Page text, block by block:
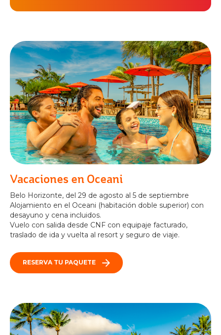
Vacaciones en Oceani
Belo Horizonte, del 29 de agosto al 5 de septiembre
Alojamiento en el Oceani (habitación doble superior) con
desayuno y cena incluidos.
Vuelo con salida desde CNF con equipaje facturado,
traslado de ida y vuelta al resort y seguro de viaje.
RESERVA TU PAQUETE